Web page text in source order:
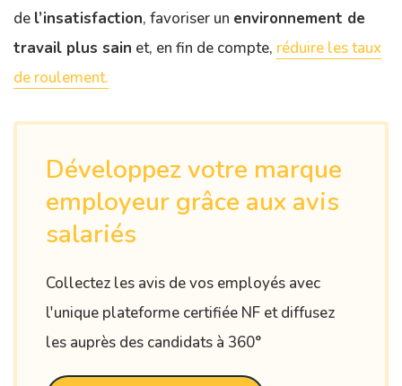
de l’insatisfaction, favoriser un environnement de
travail plus sain et, en fin de compte, réduire les taux
de roulement.
Développez votre marque
employeur grâce aux avis
salariés
Collectez les avis de vos employés avec
l'unique plateforme certifiée NF et diffusez
les auprès des candidats à 360°